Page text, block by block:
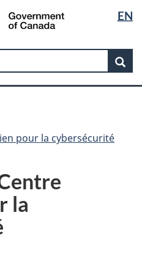
Passer
au
Passer
à
sujet
du
Passer
à
HTML
simplifiée
la
langue
EN
Government
Gouvernement
du
pour la cybersécurité
la